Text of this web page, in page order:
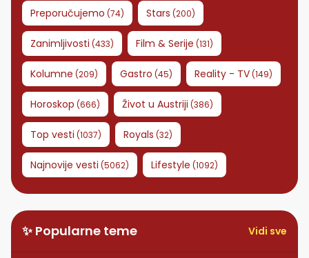
Preporučujemo (74) Stars (200)
Zanimljivosti (433) Film & Serije (131)
Kolumne (209) Gastro (45) Reality - TV(149)
Horoskop (666) Život u Austriji (386)
Top vesti (1037) Royals (32)
Najnovije vesti (5062) Lifestyle (1092)
✨ Popularne teme Vidi sve